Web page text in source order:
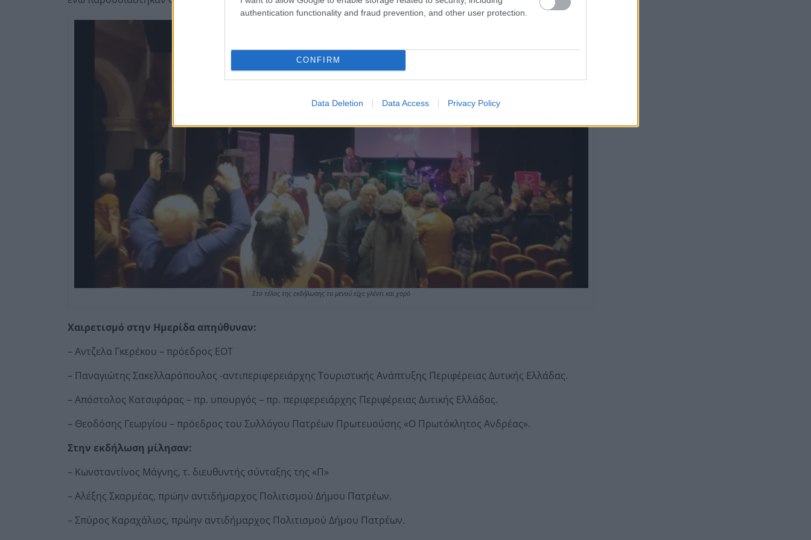
authentication functionality and fraud prevention, and other user protection.
CONFIRM
Data Deletion Data Access Privacy Policy
Στο τέλος της εκδήλωσης το μενού είχε γλέντι και χορό
Χαιρετισμό στην Ημερίδα απηύθυναν:
– Αντζελα Γκερέκου – πρόεδρος ΕΟΤ
– Παναγιώτης Σακελλαρόπουλος -αντιπεριφερειάρχης Τουριστικής Ανάπτυξης Περιφέρειας Δυτικής Ελλάδας.
– Απόστολος Κατσιφάρας – πρ. υπουργός – πρ. περιφερειάρχης Περιφέρειας Δυτικής Ελλάδας.
– Θεοδόσης Γεωργίου – πρόεδρος του Συλλόγου Πατρέων Πρωτευούσης «Ο Πρωτόκλητος Ανδρέας».
Στην εκδήλωση μίλησαν:
– Κωνσταντίνος Μάγνης, τ. διευθυντής σύνταξης της «Π»
– Αλέξης Σκαρμέας, πρώην αντιδήμαρχος Πολιτισμού Δήμου Πατρέων.
– Σπύρος Καραχάλιος, πρώην αντιδήμαρχος Πολιτισμού Δήμου Πατρέων.